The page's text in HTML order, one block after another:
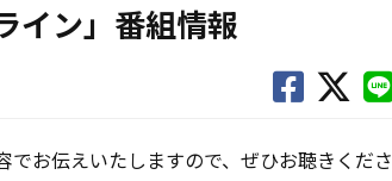
イン」番組情報
お伝えいたしますので、ぜひお聴きくださ